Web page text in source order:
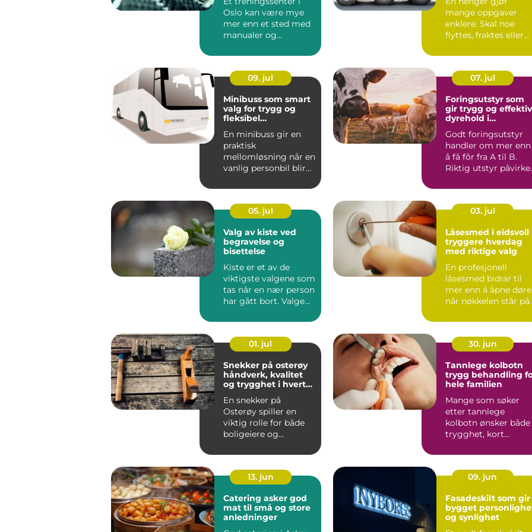
Oslo kan være mye
mer enn et sted med
manualer og
mange handler...
mange oppgaver
enklere. Skal noe
flyttes, fraktes eller
blir alt ...
09. jul
Minibuss som smart
valg for trygg og
fleksibel
En minibuss gir en
praktisk
mellomløsning når en
vanlig personbil blir
turbus...
07. jul
Foringsutstyr som
gir trygg og effektiv
dyrehold i
Godt foringsutstyr
handler om mer enn
å få fôr fra A til B.
Riktig utstyr
05. jul
Valg av kiste ved
begravelse og
bisettelse
Kiste er et av de
viktigste valgene som
tas når en nær person
har gått bort. Valge...
03. jul
Låsesmed i eidsvoll
tryggere hverdag
med riktige valg
En profesjonell
låsesmed bidrar til
mer enn å åpne
når nøkkelen står på
01. jul
Snekker på osterøy
håndverk, kvalitet
og trygghet i hvert
En snekker på
Osterøy spiller en
viktig rolle for både
boligeiere og
hus og hytter...
30. jun
Tannlege kolbotn
trygg behandling
hele familien
Mange som søker
etter tannlege
kolbotn ønsker både
trygghet, kort
behandling. I ...
13. jun
Catering asker god
mat til små og store
anledninger
09. jun
Fasadeskilt som gir
bygget
og synlighet